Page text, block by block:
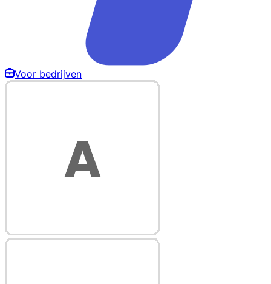
Voor bedrijven